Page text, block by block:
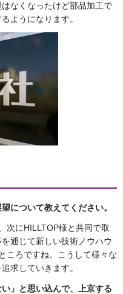
なくなったけど部品加工で
ようになります。
について教えてください。
にHILLTOP様と共同で取
通じて新しい技術ノウハウ
ころですね。こうして様々な
求していきます。
」と思い込んで、上京する